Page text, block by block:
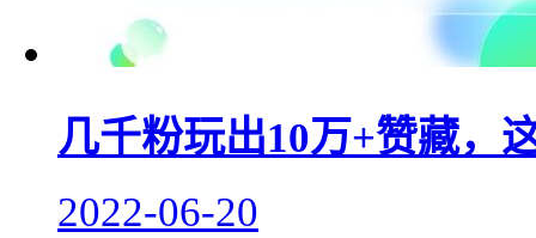
几千粉玩出10万+赞藏，
2022-06-20